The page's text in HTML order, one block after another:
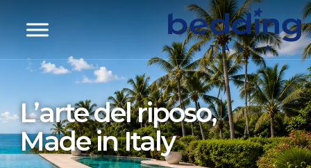
L’arte del riposo,
Made in Italy